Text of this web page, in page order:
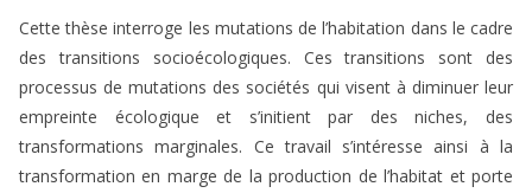
Cette thèse interroge les mutations de l’habitation dans le cadre
des transitions socioécologiques. Ces transitions sont des
processus de mutations des sociétés qui visent à diminuer leur
empreinte écologique et s’initient par des niches, des
transformations marginales. Ce travail s’intéresse ainsi à la
transformation en marge de la production de l’habitat et porte